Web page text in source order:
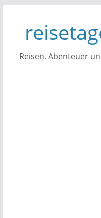
springen
Reisen, Abenteuer